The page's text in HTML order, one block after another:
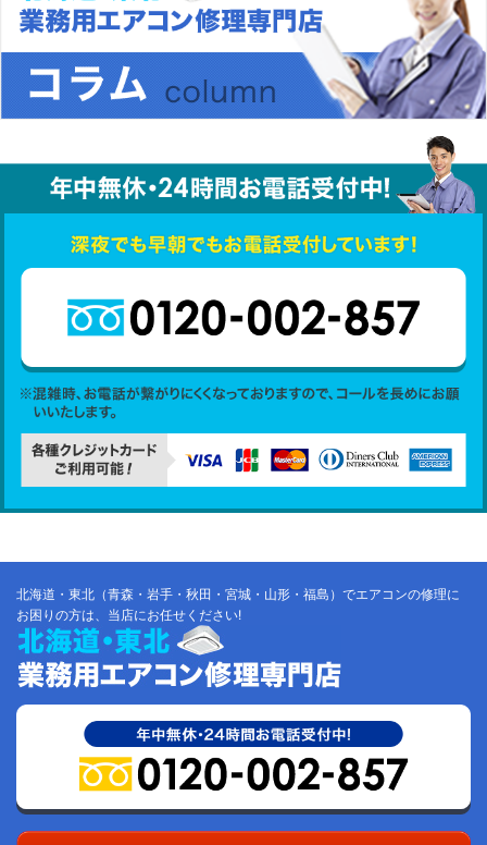
北海道・東北（青森・岩手・秋田・宮城・山形・福島）でエアコンの修理に
お困りの方は、当店にお任せください!